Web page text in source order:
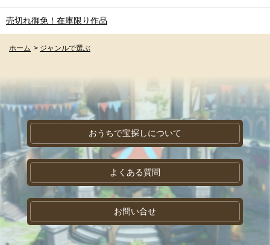
売切れ御免！在庫限り作品
ホーム > ジャンルで選ぶ
おうちで宝探しについて
よくある質問
お問い合せ